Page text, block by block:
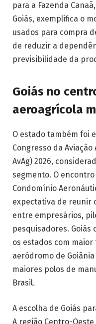
para a Fazenda
Goiás, exemplifica o
usados para compra
de reduzir a
previsibilidade da
Goiás no
aeroagrícola
O estado também foi
Congresso da
AvAg) 2026,
segmento. O
Condomínio
expectativa de reunir
entre empresários,
pesquisadores. Goiás
os estados com
aeródromo de
maiores polos de
Brasil.
A escolha de Goiás
A região Centro-